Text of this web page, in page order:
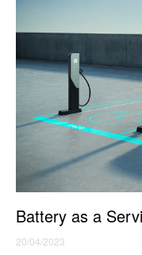
Battery as a
20/04/2023